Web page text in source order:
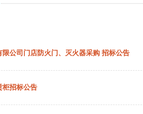
限公司门店防火门、灭火器采购 招标公告
柜招标公告